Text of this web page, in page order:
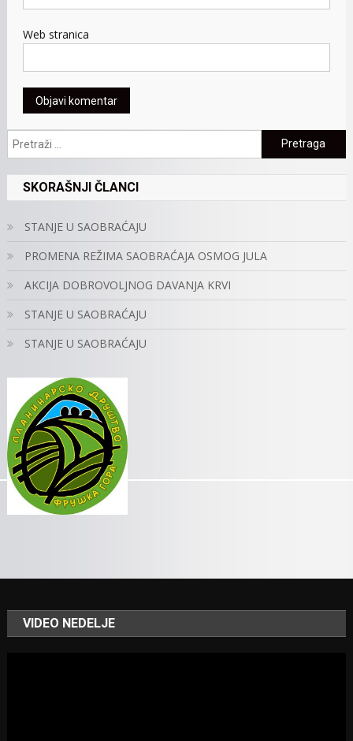
Web stranica
Pretraga:
SKORAŠNJI ČLANCI
STANJE U SAOBRAĆAJU
PROMENA REŽIMA SAOBRAĆAJA OSMOG JULA
AKCIJA DOBROVOLJNOG DAVANJA KRVI
STANJE U SAOBRAĆAJU
STANJE U SAOBRAĆAJU
VIDEO NEDELJE